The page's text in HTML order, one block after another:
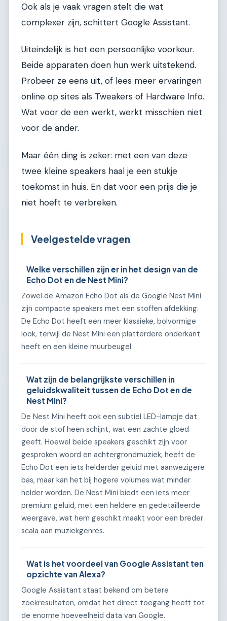
Ook als je vaak vragen stelt die wat
complexer zijn, schittert Google Assistant.
Uiteindelijk is het een persoonlijke voorkeur.
Beide apparaten doen hun werk uitstekend.
Probeer ze eens uit, of lees meer ervaringen
online op sites als Tweakers of Hardware Info.
Wat voor de een werkt, werkt misschien niet
voor de ander.
Maar één ding is zeker: met een van deze
twee kleine speakers haal je een stukje
toekomst in huis. En dat voor een prijs die je
niet hoeft te verbreken.
Veelgestelde vragen
Welke verschillen zijn er in het design van de
Echo Dot en de Nest Mini?
Zowel de Amazon Echo Dot als de Google Nest Mini
zijn compacte speakers met een stoffen afdekking.
De Echo Dot heeft een meer klassieke, bolvormige
look, terwijl de Nest Mini een platterdere onderkant
heeft en een kleine muurbeugel.
Wat zijn de belangrijkste verschillen in
geluidskwaliteit tussen de Echo Dot en de
Nest Mini?
De Nest Mini heeft ook een subtiel LED-lampje dat
door de stof heen schijnt, wat een zachte gloed
geeft. Hoewel beide speakers geschikt zijn voor
gesproken woord en achtergrondmuziek, heeft de
Echo Dot een iets helderder geluid met aanwezigere
bas, maar kan het bij hogere volumes wat minder
helder worden. De Nest Mini biedt een iets meer
premium geluid, met een heldere en gedetailleerde
weergave, wat hem geschikt maakt voor een breder
scala aan muziekgenres.
Wat is het voordeel van Google Assistant ten
opzichte van Alexa?
Google Assistant staat bekend om betere
zoekresultaten, omdat het direct toegang heeft tot
de enorme hoeveelheid data van Google.